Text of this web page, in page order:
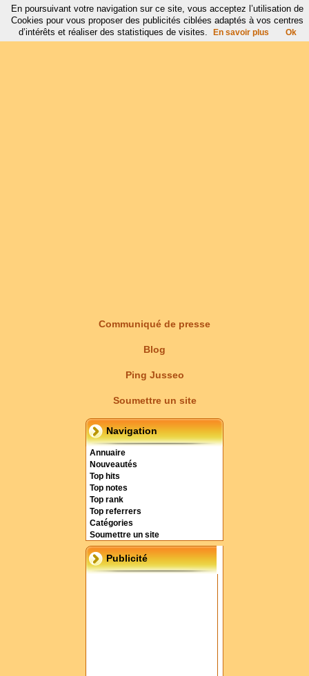
Communiqué de presse
Blog
Ping Jusseo
Soumettre un site
Navigation
Annuaire
Nouveautés
Top hits
Top notes
Top rank
Top referrers
Catégories
Soumettre un site
Publicité
En poursuivant votre navigation sur ce site, vous acceptez l’utilisation de
Cookies pour vous proposer des publicités ciblées adaptés à vos centres
d’intérêts et réaliser des statistiques de visites.
En savoir plus Ok